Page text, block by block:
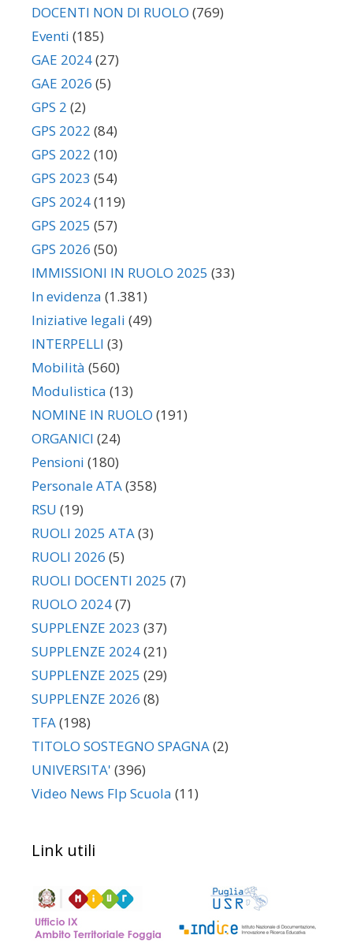
DOCENTI NON DI RUOLO (769)
Eventi (185)
GAE 2024(27)
GAE 2026 (5)
GPS 2 (2)
GPS 2022 (84)
GPS 2022 (10)
GPS 2023 (54)
GPS 2024(119)
GPS 2025 (57)
GPS 2026 (50)
IMMISSIONI IN RUOLO 2025 (33)
In evidenza (1.381)
Iniziative legali (49)
INTERPELLI (3)
Mobilità (560)
Modulistica (13)
NOMINE IN RUOLO (191)
ORGANICI (24)
Pensioni (180)
Personale ATA(358)
RSU (19)
RUOLI 2025 ATA(3)
RUOLI 2026 (5)
RUOLI DOCENTI 2025 (7)
RUOLO 2024(7)
SUPPLENZE 2023 (37)
SUPPLENZE 2024(21)
SUPPLENZE 2025 (29)
SUPPLENZE 2026 (8)
TFA(198)
TITOLO SOSTEGNO SPAGNA(2)
UNIVERSITA' (396)
Video News Flp Scuola (11)
Link utili